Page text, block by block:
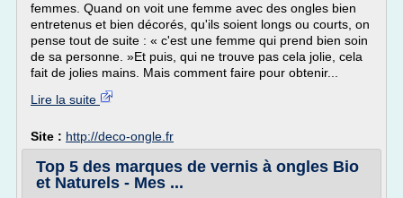
femmes. Quand on voit une femme avec des ongles bien
entretenus et bien décorés, qu'ils soient longs ou courts, on
pense tout de suite : « c'est une femme qui prend bien soin
de sa personne. »Et puis, qui ne trouve pas cela jolie, cela
fait de jolies mains. Mais comment faire pour obtenir...
Lire la suite
Site : http://deco-ongle.fr
Top 5 des marques de vernis à ongles Bio
et Naturels - Mes ...